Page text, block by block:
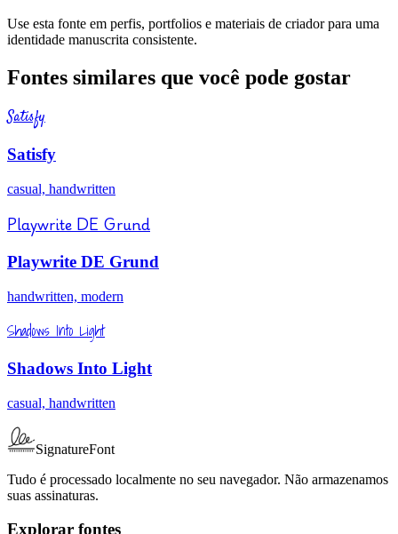
Use esta fonte em perfis, portfolios e materiais de criador para uma
identidade manuscrita consistente.
Fontes similares que você pode gostar
Satisfy
Satisfy
casual, handwritten
Playwrite DE Grund
Playwrite DE Grund
handwritten, modern
Shadows Into Light
Shadows Into Light
casual, handwritten
SignatureFont
Tudo é processado localmente no seu navegador. Não armazenamos
suas assinaturas.
Explorar fontes